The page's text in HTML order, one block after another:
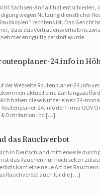
Sachsen-Anhalt hat entschieden,
wegen Nutzung dienstlicher
rechtens ist. Das Gericht
dass das Vertrauensverhältnis
endgültig zerstört wurde.
24.info in
der Webseite Routenplaner-24.info
aktuell eine
haben diese Nutzer einen 24-
24.info der Firma ODV
Distribution Ltd […]
das Rauchverbot
in Deutschland mittlerweile
das Rauchen nur noch selten
kam eine neue Art des Rauchens
Rauchverbot auch für die […]